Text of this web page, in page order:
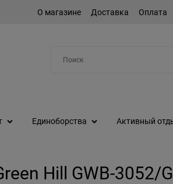
О магазине Доставка Оплата
Единоборства Активный
Hill GWB-3052/